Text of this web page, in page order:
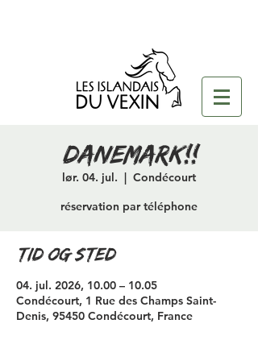
danemark!!
lør. 04. jul.
  |
Condécourt
réservation par téléphone
Tid og sted
04. jul. 2026, 10.00 – 10.05
Condécourt, 1 Rue des Champs Saint-
Denis, 95450 Condécourt, France